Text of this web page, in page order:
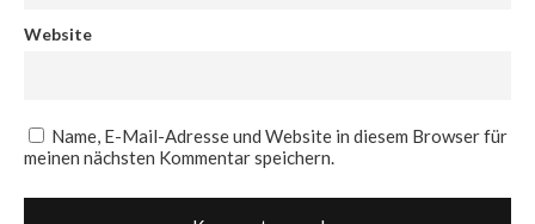
Website
Name, E-Mail-Adresse und Website in diesem Browser für
meinen nächsten Kommentar speichern.